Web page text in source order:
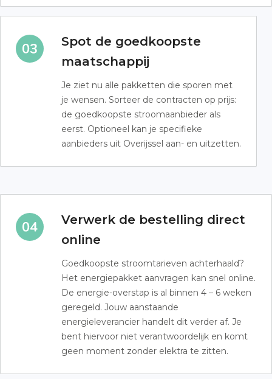
Spot de goedkoopste
maatschappij
Je ziet nu alle pakketten die sporen met
je wensen. Sorteer de contracten op prijs:
de goedkoopste stroomaanbieder als
eerst. Optioneel kan je specifieke
aanbieders uit Overijssel aan- en uitzetten.
Verwerk de bestelling direct
online
Goedkoopste stroomtarieven achterhaald?
Het energiepakket aanvragen kan snel online.
De energie-overstap is al binnen 4 – 6 weken
geregeld. Jouw aanstaande
energieleverancier handelt dit verder af. Je
bent hiervoor niet verantwoordelijk en komt
geen moment zonder elektra te zitten.